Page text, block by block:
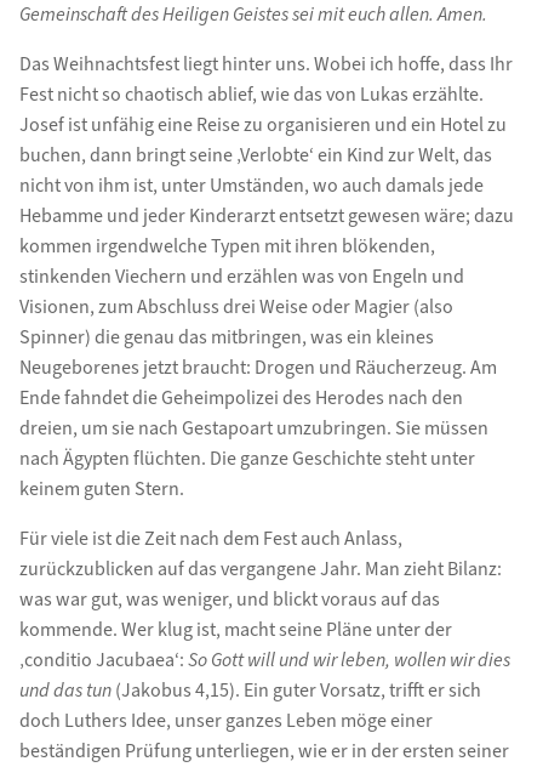
Gemeinschaft des Heiligen Geistes sei mit euch allen. Amen.
Das Weihnachtsfest liegt hinter uns. Wobei ich hoffe, dass Ihr
Fest nicht so chaotisch ablief, wie das von Lukas erzählte.
Josef ist unfähig eine Reise zu organisieren und ein Hotel zu
buchen, dann bringt seine ‚Verlobte‘ ein Kind zur Welt, das
nicht von ihm ist, unter Umständen, wo auch damals jede
Hebamme und jeder Kinderarzt entsetzt gewesen wäre; dazu
kommen irgendwelche Typen mit ihren blökenden,
stinkenden Viechern und erzählen was von Engeln und
Visionen, zum Abschluss drei Weise oder Magier (also
Spinner) die genau das mitbringen, was ein kleines
Neugeborenes jetzt braucht: Drogen und Räucherzeug. Am
Ende fahndet die Geheimpolizei des Herodes nach den
dreien, um sie nach Gestapoart umzubringen. Sie müssen
nach Ägypten flüchten. Die ganze Geschichte steht unter
keinem guten Stern.
Für viele ist die Zeit nach dem Fest auch Anlass,
zurückzublicken auf das vergangene Jahr. Man zieht Bilanz:
was war gut, was weniger, und blickt voraus auf das
kommende. Wer klug ist, macht seine Pläne unter der
‚conditio Jacubaea‘:So Gott will und wir leben, wollen wir dies
und das tun(Jakobus 4,15). Ein guter Vorsatz, trifft er sich
doch Luthers Idee, unser ganzes Leben möge einer
beständigen Prüfung unterliegen, wie er in der ersten seiner